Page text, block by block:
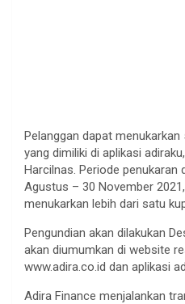
Pelanggan dapat
yang dimiliki di aplikasi
Harcilnas. Periode penukaran
Agustus – 30 November
menukarkan lebih dari satu
Pengundian akan dilakukan
akan diumumkan di website
www.adira.co.id dan aplikasi
Adira Finance menjalankan